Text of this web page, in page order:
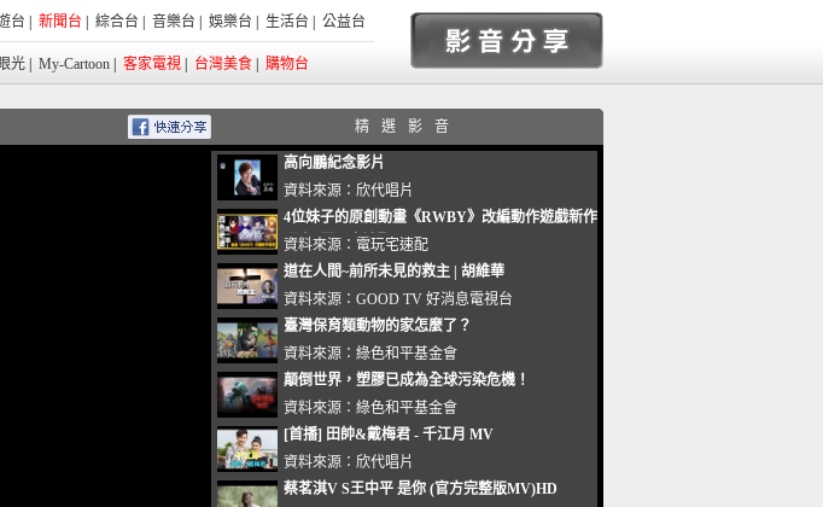
台 新聞台 綜合台 音樂台 娛樂台 生活台 公益台
光 My-Cartoon 客家電視 台灣美食 購物台
精選影音
高向鵬紀念影片
資料來源： 欣代唱片
4位妹子的原創動畫《RWBY》改編動作遊戲新作
曝光_電玩宅速配20221102
資料來源： 電玩宅速配
道在人間~前所未見的救主 | 胡維華
資料來源： GOOD TV 好消息電視台
臺灣保育類動物的家怎麼了？
資料來源： 綠色和平基金會
顛倒世界，塑膠已成為全球污染危機！
資料來源： 綠色和平基金會
[首播] 田帥&戴梅君 - 千江月 MV
資料來源： 欣代唱片
蔡茗淇V S王中平 是你 (官方完整版MV)HD